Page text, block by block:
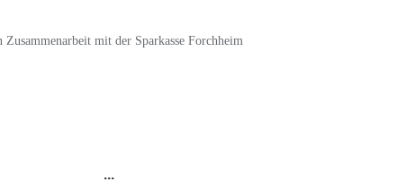
Zusammenarbeit mit der Sparkasse Forchheim